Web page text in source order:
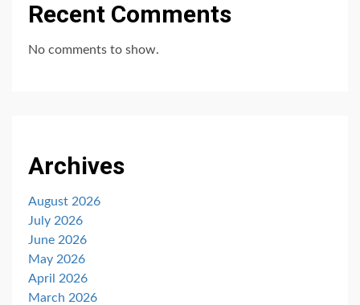
Recent Comments
No comments to show.
Archives
August 2026
July 2026
June 2026
May 2026
April 2026
March 2026